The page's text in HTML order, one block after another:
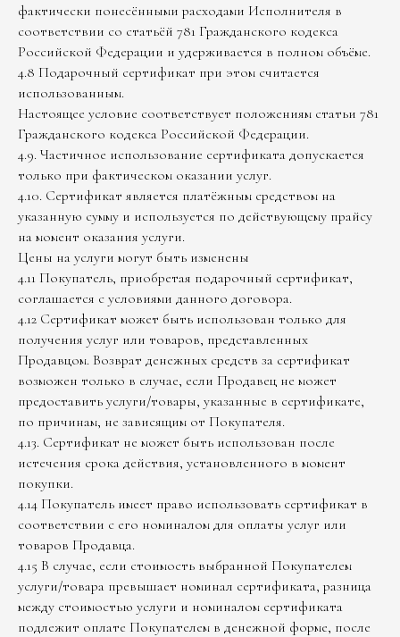
фактически понесёнными расходами Исполнителя в
соответствии со статьёй 781 Гражданского кодекса
Российской Федерации и удерживается в полном объёме.
4.8 Подарочный сертификат при этом считается
использованным.
Настоящее условие соответствует положениям статьи 781
Гражданского кодекса Российской Федерации.
4.9. Частичное использование сертификата допускается
только при фактическом оказании услуг.
4.10. Сертификат является платёжным средством на
указанную сумму и используется по действующему прайсу
на момент оказания услуги.
Цены на услуги могут быть изменены
4.11 Покупатель, приобретая подарочный сертификат,
соглашается с условиями данного договора.
4.12 Сертификат может быть использован только для
получения услуг или товаров, представленных
Продавцом. Возврат денежных средств за сертификат
возможен только в случае, если Продавец не может
предоставить услуги/товары, указанные в сертификате,
по причинам, не зависящим от Покупателя.
4.13. Сертификат не может быть использован после
истечения срока действия, установленного в момент
покупки.
4.14 Покупатель имеет право использовать сертификат в
соответствии с его номиналом для оплаты услуг или
товаров Продавца.
4.15 В случае, если стоимость выбранной Покупателем
услуги/товара превышает номинал сертификата, разница
между стоимостью услуги и номиналом сертификата
подлежит оплате Покупателем в денежной форме, после